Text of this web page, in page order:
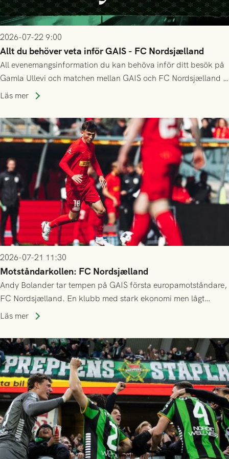
2026-07-22 9:00
Allt du behöver veta inför GAIS - FC Nordsjælland
All evenemangsinformation du kan behöva inför ditt besök på
Gamla Ullevi och matchen mellan GAIS och FC Nordsjælland i
kvalet till Conference League! Avspark kl 19.00 på torsdag
Läs mer
2026-07-21 11:30
Motståndarkollen: FC Nordsjælland
Andy Bolander tar tempen på GAIS första europamotståndare,
FC Nordsjælland. En klubb med stark ekonomi men lågt
publiksnitt, ett lag med både kollektiv styrka och individuell
Läs mer